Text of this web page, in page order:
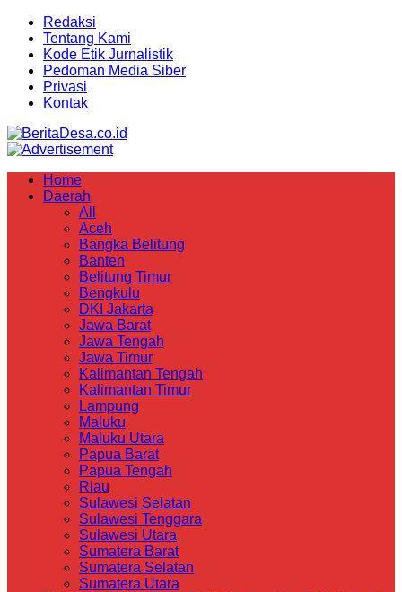
Redaksi
Tentang Kami
Kode Etik Jurnalistik
Pedoman Media Siber
Privasi
Kontak
Home
Daerah
All
Aceh
Bangka Belitung
Banten
Belitung Timur
Bengkulu
DKI Jakarta
Jawa Barat
Jawa Tengah
Jawa Timur
Kalimantan Tengah
Kalimantan Timur
Lampung
Maluku
Maluku Utara
Papua Barat
Papua Tengah
Riau
Sulawesi Selatan
Sulawesi Tenggara
Sulawesi Utara
Sumatera Barat
Sumatera Selatan
Sumatera Utara